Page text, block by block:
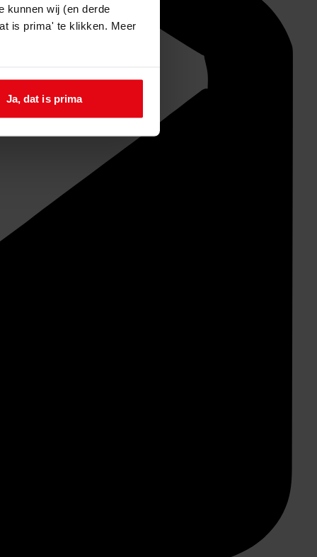
kunnen wij (en derde
is prima' te klikken. Meer
Ja, dat is prima